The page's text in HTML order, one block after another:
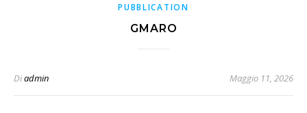
PUBBLICATION
GMARO
Diadmin Maggio 11, 2026